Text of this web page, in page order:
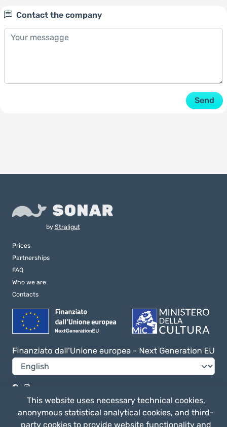
Contact the company
Send
by Straligut
Prices
Partnerships
FAQ
Who we are
Contacts
Privacy e Cookie Policy
General terms of use
This website uses necessary technical cookies,
anonymous statistical analytical cookies, and third-
party cookies to provide website functionality and